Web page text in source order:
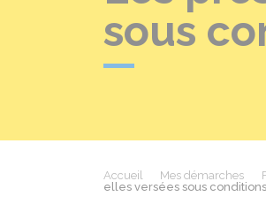
sous
Accueil Mes démarches
elles versées sous